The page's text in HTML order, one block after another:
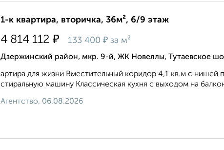
1-к квартира, вторичка, 36м², 6/9 этаж
4 814 112 ₽ 133 400 ₽ за м²
Дзержинский район, мкр. 9-й, ЖК Новеллы, Тутаевское
артира для жизни Вместительный коридор 4,1 кв.м с
стиральную машину Классическая кухня с выходом на
Агентство, 06.08.2026